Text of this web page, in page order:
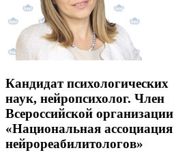
Кандидат психологических
наук, нейропсихолог. Член
Всероссийской организации
«Национальная ассоциация
нейрореабилитологов»